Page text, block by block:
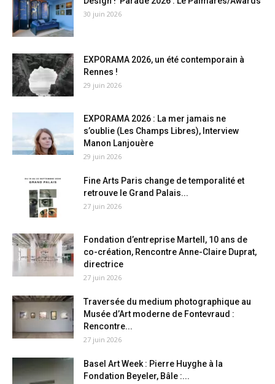
30 juin 2026
EXPORAMA 2026, un été contemporain à
Rennes !
29 juin 2026
EXPORAMA 2026 : La mer jamais ne
s’oublie (Les Champs Libres), Interview
Manon Lanjouère
29 juin 2026
Fine Arts Paris change de temporalité et
retrouve le Grand Palais...
27 juin 2026
Fondation d’entreprise Martell, 10 ans de
co-création, Rencontre Anne-Claire Duprat,
directrice
27 juin 2026
Traversée du medium photographique au
Musée d’Art moderne de Fontevraud :
Rencontre...
27 juin 2026
Basel Art Week : Pierre Huyghe à la
Fondation Beyeler, Bâle :...